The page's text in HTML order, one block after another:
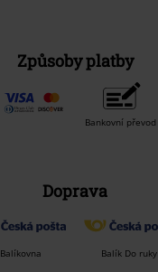
Způsoby platby
Bankovní převod
Doprava
Balíkovna Balík Do ruky